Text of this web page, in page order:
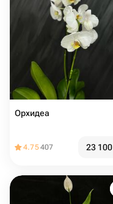
Орхидеа
4.75407 23 100